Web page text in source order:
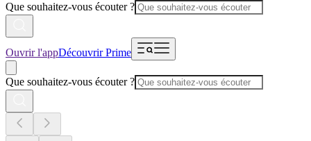
Que souhaitez-vous écouter ?
Ouvrir l'appDécouvrir Prime
Que souhaitez-vous écouter ?